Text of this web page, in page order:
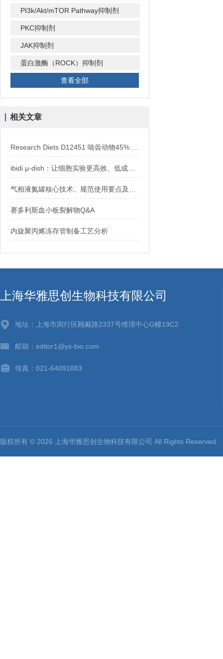
PI3k/Akt/mTOR Pathway抑制剂
PKC抑制剂
JAK抑制剂
蛋白激酶（ROCK）抑制剂
查看全部
相关文章
赛多利斯血小板裂解物Q&A
内旋聚丙烯冻存管制备工艺分析
上海华雅思创生物科技有限公司
地址：上海市闵行区顾戴路2337号维璟中心G幢19C2
邮箱：editor1@ys-bio.com
传真：021-64091883
版权所有 © 2026 上海华雅思创生物科技有限公司 All Rights